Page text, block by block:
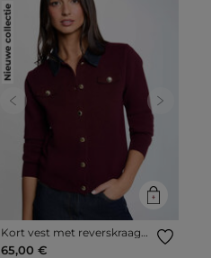
Nieuwe collectie
Previous Next
Kort vest met reverskraag
pruim vrouw
65,00 €